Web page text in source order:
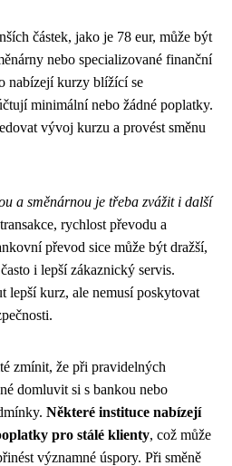
částek, jako je 78 eur, může být
nebo specializované finanční
nabízejí kurzy blížící se
minimální nebo žádné poplatky.
vývoj kurzu a provést směnu
a směnárnou je třeba zvážit i další
rychlost převodu a
převod sice může být dražší,
i lepší zákaznický servis.
lepší kurz, ale nemusí poskytovat
zmínit, že při pravidelných
domluvit si s bankou nebo
Některé instituce nabízejí
pro stálé klienty, což může
významné úspory. Při směně